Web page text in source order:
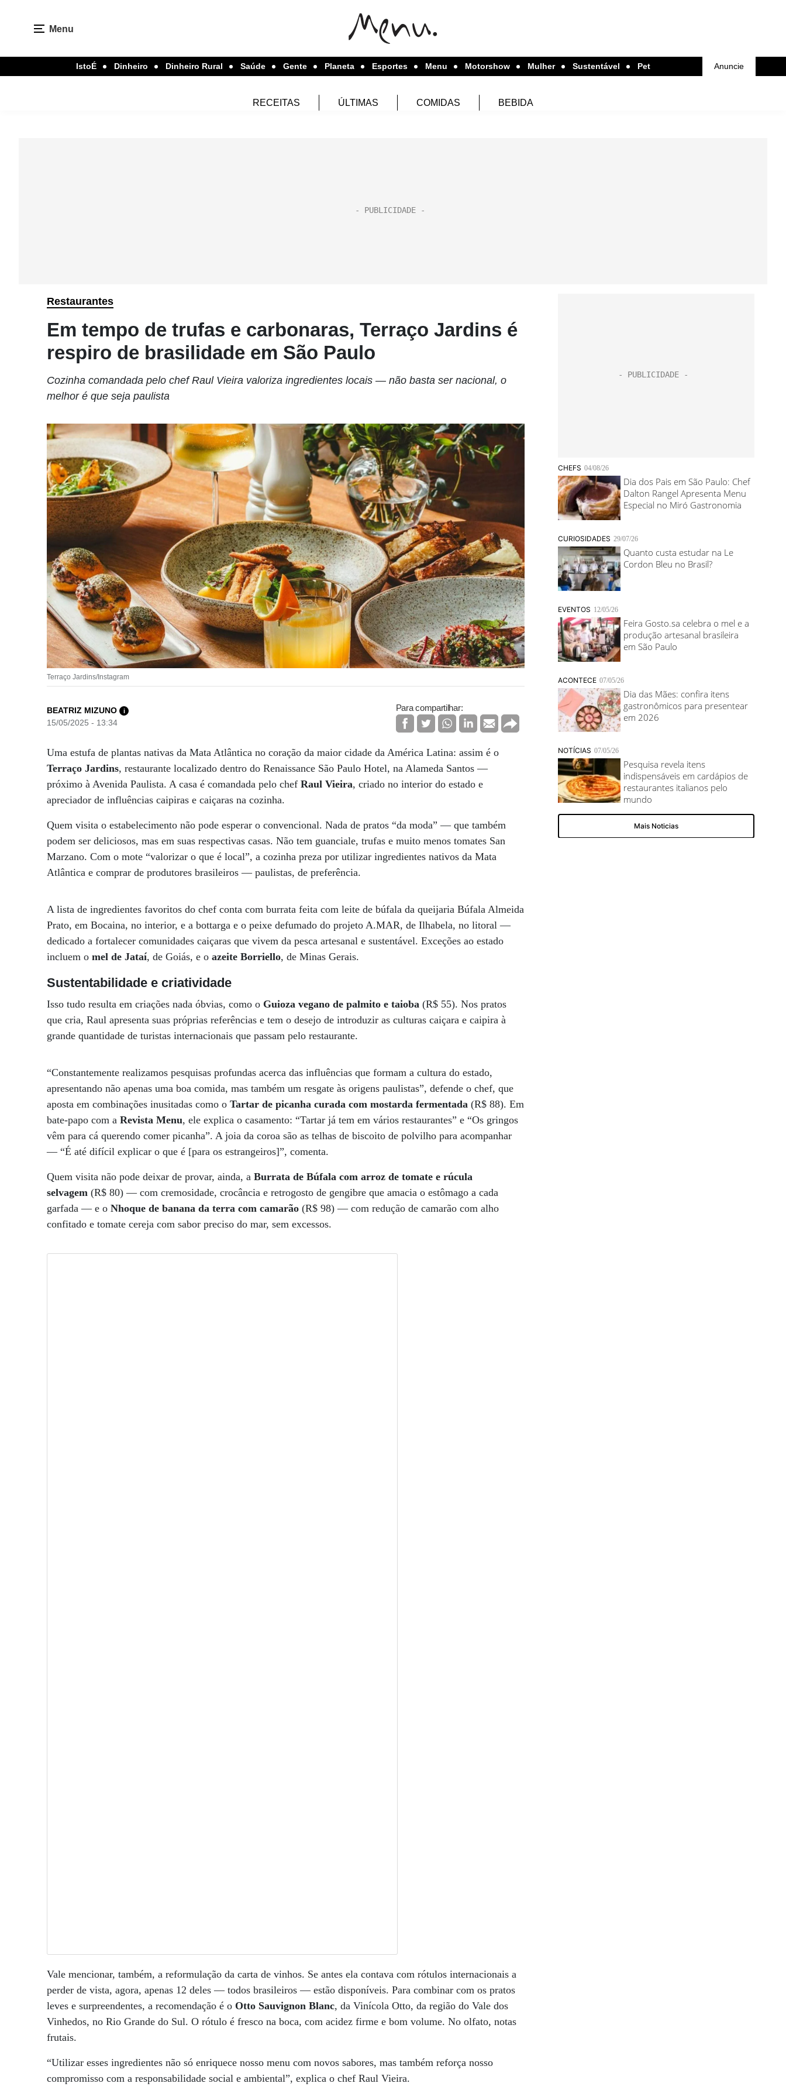
Menu
IstoÉ Dinheiro Dinheiro Rural Saúde Gente Planeta Esportes Menu Motorshow Mulher Sustentável Pet Anuncie
RECEITAS ÚLTIMAS COMIDAS BEBIDA
Restaurantes
Em tempo de trufas e carbonaras, Terraço Jardins é
respiro de brasilidade em São Paulo
Cozinha comandada pelo chef Raul Vieira valoriza ingredientes locais — não basta ser nacional, o
melhor é que seja paulista
Terraço Jardins/Instagram
BEATRIZ MIZUNO i
15/05/2025 - 13:34
Para compartilhar:
Uma estufa de plantas nativas da Mata Atlântica no coração da maior cidade da América Latina: assim é o
Terraço Jardins, restaurante localizado dentro do Renaissance São Paulo Hotel, na Alameda Santos —
próximo à Avenida Paulista. A casa é comandada pelo chef Raul Vieira, criado no interior do estado e
apreciador de influências caipiras e caiçaras na cozinha.
Quem visita o estabelecimento não pode esperar o convencional. Nada de pratos “da moda” — que também
podem ser deliciosos, mas em suas respectivas casas. Não tem guanciale, trufas e muito menos tomates San
Marzano. Com o mote “valorizar o que é local”, a cozinha preza por utilizar ingredientes nativos da Mata
Atlântica e comprar de produtores brasileiros — paulistas, de preferência.
A lista de ingredientes favoritos do chef conta com burrata feita com leite de búfala da queijaria Búfala Almeida
Prato, em Bocaina, no interior, e a bottarga e o peixe defumado do projeto A.MAR, de Ilhabela, no litoral —
dedicado a fortalecer comunidades caiçaras que vivem da pesca artesanal e sustentável. Exceções ao estado
incluem o mel de Jataí, de Goiás, e o azeite Borriello, de Minas Gerais.
Sustentabilidade e criatividade
Isso tudo resulta em criações nada óbvias, como o Guioza vegano de palmito e taioba (R$ 55). Nos pratos
que cria, Raul apresenta suas próprias referências e tem o desejo de introduzir as culturas caiçara e caipira à
grande quantidade de turistas internacionais que passam pelo restaurante.
“Constantemente realizamos pesquisas profundas acerca das influências que formam a cultura do estado,
apresentando não apenas uma boa comida, mas também um resgate às origens paulistas”, defende o chef, que
aposta em combinações inusitadas como o Tartar de picanha curada com mostarda fermentada (R$ 88). Em
bate-papo com a Revista Menu, ele explica o casamento: “Tartar já tem em vários restaurantes” e “Os gringos
vêm para cá querendo comer picanha”. A joia da coroa são as telhas de biscoito de polvilho para acompanhar
— “É até difícil explicar o que é [para os estrangeiros]”, comenta.
Quem visita não pode deixar de provar, ainda, a Burrata de Búfala com arroz de tomate e rúcula
selvagem (R$ 80) — com cremosidade, crocância e retrogosto de gengibre que amacia o estômago a cada
garfada — e o Nhoque de banana da terra com camarão (R$ 98) — com redução de camarão com alho
confitado e tomate cereja com sabor preciso do mar, sem excessos.
Vale mencionar, também, a reformulação da carta de vinhos. Se antes ela contava com rótulos internacionais a
perder de vista, agora, apenas 12 deles — todos brasileiros — estão disponíveis. Para combinar com os pratos
leves e surpreendentes, a recomendação é o Otto Sauvignon Blanc, da Vinícola Otto, da região do Vale dos
Vinhedos, no Rio Grande do Sul. O rótulo é fresco na boca, com acidez firme e bom volume. No olfato, notas
frutais.
“Utilizar esses ingredientes não só enriquece nosso menu com novos sabores, mas também reforça nosso
compromisso com a responsabilidade social e ambiental”, explica o chef Raul Vieira.